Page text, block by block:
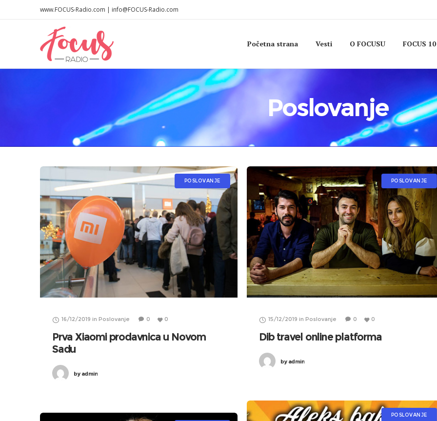
www.FOCUS-Radio.com | info@FOCUS-Radio.com
Početna strana Vesti O FOCUSU FOCUS 10
Poslovanje
POSLOVANJE
16/12/2019 in Poslovanje 0 0
Prva Xiaomi prodavnica u Novom
Sadu
byadmin
POSLOVANJE
15/12/2019 in Poslovanje 0 0
Dib travel online platforma
byadmin
POSLOVANJE